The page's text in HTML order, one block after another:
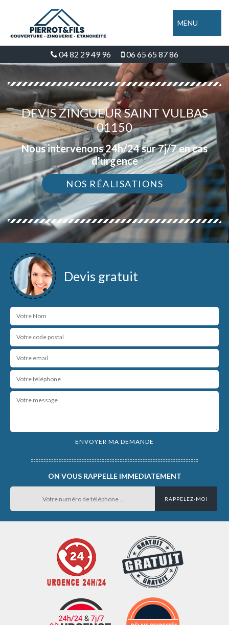
MENU
04 82 29 49 96 06 65 65 87 86
DEVIS ZINGUEUR SAINT VULBAS
01150
Nous intervenons 24h/24 sur 7j/7 en cas
d'urgence
NOS RÉALISATIONS
Devis gratuit
ON VOUS RAPPELLE IMMEDIATEMENT